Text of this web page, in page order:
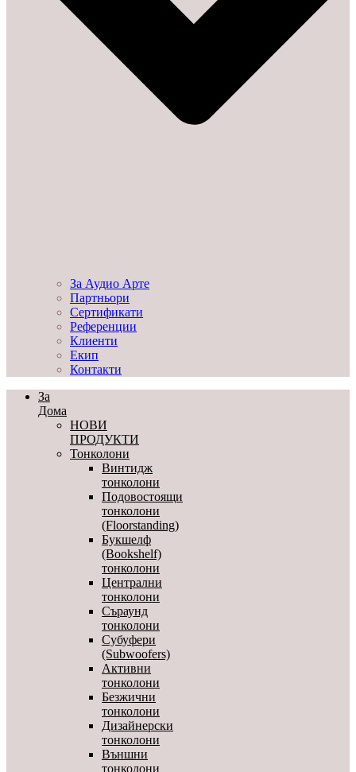
За Аудио Арте
Партньори
Сертификати
Референции
Клиенти
Екип
Контакти
За
Дома
НОВИ
ПРОДУКТИ
Тонколони
Винтидж
тонколони
Подовостоящи
тонколони
(Floorstanding)
Букшелф
(Bookshelf)
тонколони
Централни
тонколони
Съраунд
тонколони
Субуфери
(Subwoofers)
Активни
тонколони
Безжични
тонколони
Дизайнерски
тонколони
Външни
тонколони